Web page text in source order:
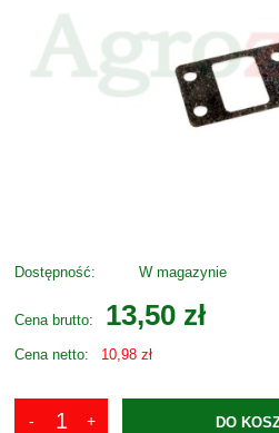
Dostępność: W magazynie
Cena brutto: 13,50 zł
Cena netto: 10,98 zł
DO